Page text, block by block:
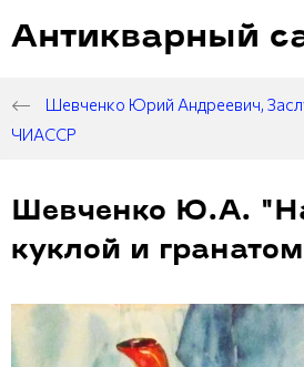
Антикварный
Шевченко Юрий Андреевич,
ЧИАССР
Шевченко Ю.А.
куклой и